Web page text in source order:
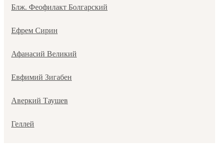
Блж. Феофилакт Болгарский
Ефрем Сирин
Афанасий Великий
Евфимий Зигабен
Аверкий Таушев
Геллей